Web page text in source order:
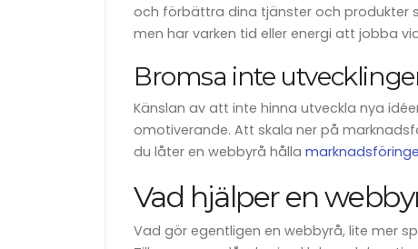
och förbättra dina tjänster och produkter
men har varken tid eller energi att jobba
Bromsa inte
Känslan av att inte hinna utveckla nya
omotiverande. Att skala ner på
du låter en webbyrå hålla
Vad hjälper en
Vad gör egentligen en webbyrå, lite mer